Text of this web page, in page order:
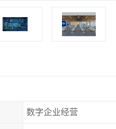
数字企业经营